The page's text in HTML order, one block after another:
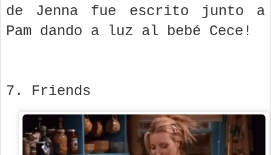
de Jenna fue escrito junto a
Pam dando a luz al bebé Cece!
7. Friends